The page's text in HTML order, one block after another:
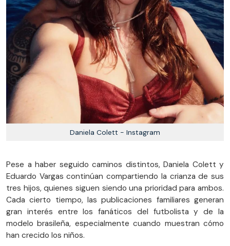
Daniela Colett - Instagram
Pese a haber seguido caminos distintos, Daniela Colett y
Eduardo Vargas continúan compartiendo la crianza de sus
tres hijos, quienes siguen siendo una prioridad para ambos.
Cada cierto tiempo, las publicaciones familiares generan
gran interés entre los fanáticos del futbolista y de la
modelo brasileña, especialmente cuando muestran cómo
han crecido los niños.